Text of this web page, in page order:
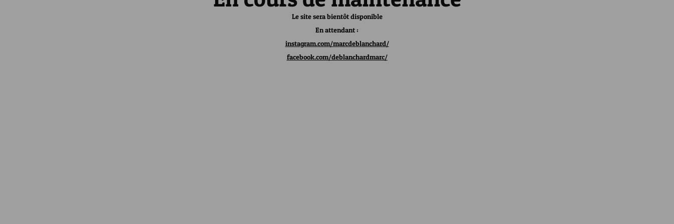
Le site sera bientôt disponible
En attendant :
instagram.com/marcdeblanchard/
facebook.com/deblanchardmarc/